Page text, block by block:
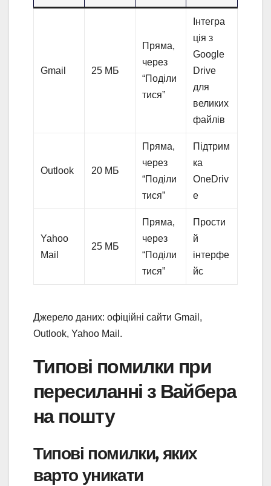
Gmail 25 МБ
Пряма,
через
“Поділи
тися”
Інтегра
ція з
Google
Drive
для
великих
файлів
Outlook 20 МБ
Пряма,
через
“Поділи
тися”
Підтрим
ка
OneDriv
e
Yahoo
Mail
25 МБ
Пряма,
через
“Поділи
тися”
Прости
й
інтерфе
йс
Джерело даних: офіційні сайти Gmail,
Outlook, Yahoo Mail.
Типові помилки при
пересиланні з Вайбера
на пошту
Типові помилки, яких
варто уникати